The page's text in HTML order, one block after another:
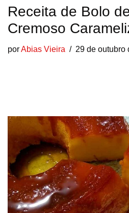
Receita de Bolo
Cremoso
porAbias Vieira 29 de outubro